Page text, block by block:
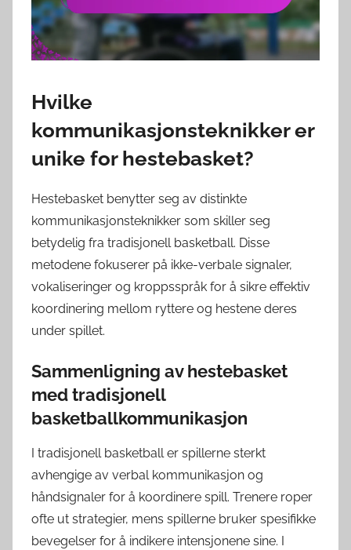
Hvilke
kommunikasjonsteknikker er
unike for hestebasket?
Hestebasket benytter seg av distinkte
kommunikasjonsteknikker som skiller seg
betydelig fra tradisjonell basketball. Disse
metodene fokuserer på ikke-verbale signaler,
vokaliseringer og kroppsspråk for å sikre effektiv
koordinering mellom ryttere og hestene deres
under spillet.
Sammenligning av hestebasket
med tradisjonell
basketballkommunikasjon
I tradisjonell basketball er spillerne sterkt
avhengige av verbal kommunikasjon og
håndsignaler for å koordinere spill. Trenere roper
ofte ut strategier, mens spillerne bruker spesifikke
bevegelser for å indikere intensjonene sine. I